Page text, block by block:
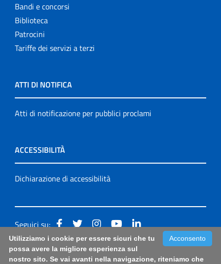
Bandi e concorsi
Biblioteca
Patrocini
Tariffe dei servizi a terzi
ATTI DI NOTIFICA
Atti di notificazione per pubblici proclami
ACCESSIBILITÀ
Dichiarazione di accessibilità
Seguici su:
Accessibilità: form di segnalazione di prima istanza per
questa pagina|Note Legali | Sitemap
Acconsento
Utilizziamo i cookie per essere sicuri che tu
possa avere la migliore esperienza sul
nostro sito. Se vai avanti nella navigazione, riteniamo che